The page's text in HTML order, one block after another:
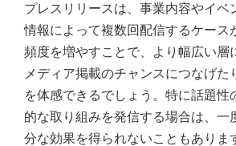
プレスリリースは、事業内容やイベ
情報によって複数回配信するケース
頻度を増やすことで、より幅広い層
メディア掲載のチャンスにつなげた
を体感できるでしょう。特に話題性
的な取り組みを発信する場合は、一
分な効果を得られないこともありま